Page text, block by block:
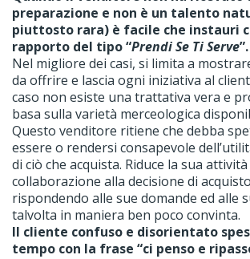
preparazione e non è un talento
piuttosto rara) è facile che instauri
rapporto del tipo“Prendi Se Ti Serve”.
Nel migliore dei casi, si limita a
da offrire e lascia ogni iniziativa al
caso non esiste una trattativa vera e
basa sulla varietà merceologica
Questo venditore ritiene che debba
essere o rendersi consapevole
di ciò che acquista. Riduce la sua
collaborazione alla decisione di
rispondendo alle sue domande ed alle
talvolta in maniera ben poco convinta.
Il cliente confuso e disorientato
tempo con la frase “ci penso e